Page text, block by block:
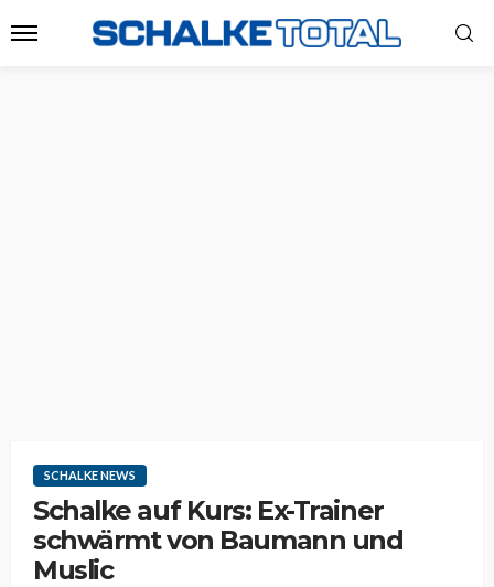
SCHALKE NEWS
Schalke auf Kurs: Ex-Trainer
schwärmt von Baumann und
Muslic